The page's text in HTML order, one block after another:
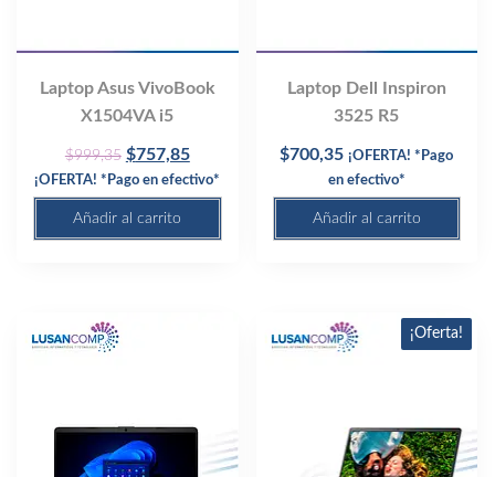
Laptop Asus VivoBook
X1504VA i5
$999,35 Original
price
was:
$999,35.
$757,85Current
price
$757,85.
¡OFERTA! *Pago en efectivo*
Añadir al carrito
Laptop Dell Inspiron
3525 R5
$700,35 ¡OFERTA! *Pago
en efectivo*
Añadir al carrito
¡Oferta!